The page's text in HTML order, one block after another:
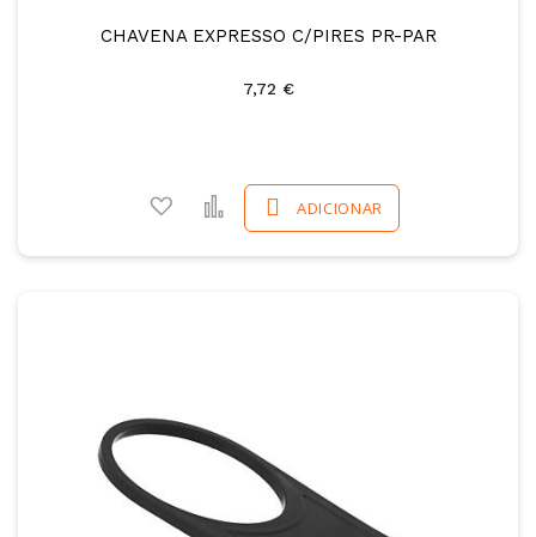
CHAVENA EXPRESSO C/PIRES PR-PAR
7,72 €
ADICIONAR
Adicionar a favoritos
Comparar